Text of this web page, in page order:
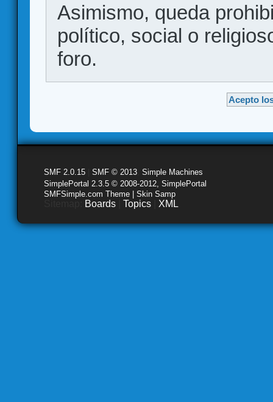
Asimismo, queda
político, social o
foro.
SMF 2.0.15 SMF © 2013 Simple Machines
SimplePortal 2.3.5 © 2008-2012, SimplePortal
SMFSimple.com Theme | Skin Samp
Boards Topics XML